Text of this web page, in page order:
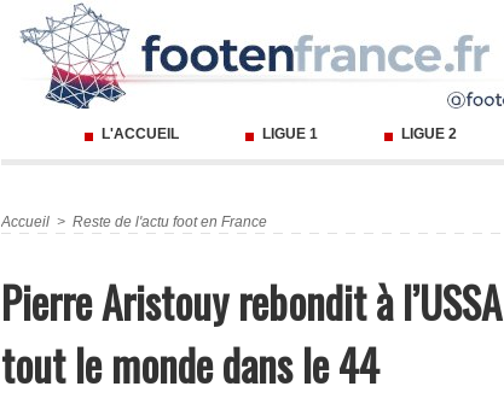
L'ACCUEIL LIGUE 1 LIGUE 2
Accueil > Reste de l'actu foot en France
Pierre Aristouy rebondit à
tout le monde dans le 44